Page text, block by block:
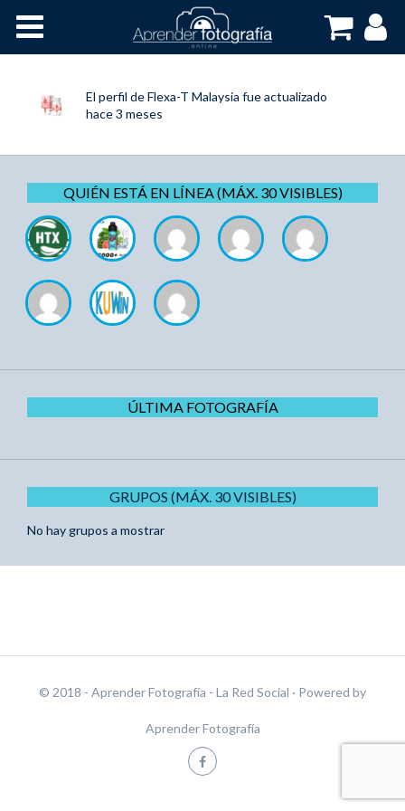
El perfil deFlexa-T Malaysia fue actualizado
hace 3 meses
QUIÉN ESTÁ EN LÍNEA (MÁX. 30 VISIBLES)
ÚLTIMA FOTOGRAFÍA
GRUPOS (MÁX. 30 VISIBLES)
No hay grupos a mostrar
© 2018 - Aprender Fotografía - La Red Social · Powered by
Aprender Fotografía